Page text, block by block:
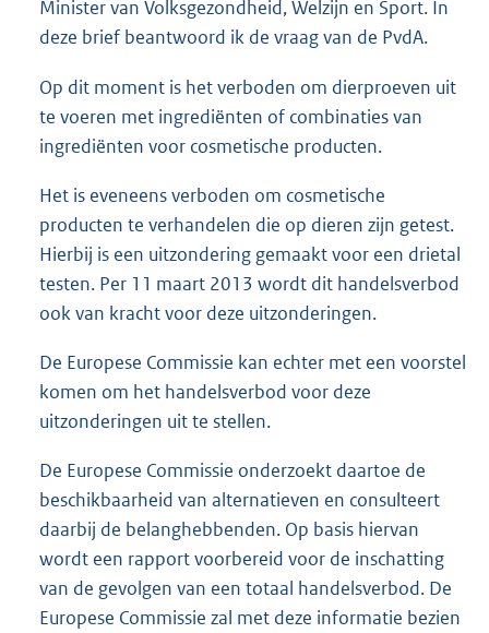
Minister van Volksgezondheid, Welzijn en Sport. In
deze brief beantwoord ik de vraag van de PvdA.
Op dit moment is het verboden om dierproeven uit
te voeren met ingrediënten of combinaties van
ingrediënten voor cosmetische producten.
Het is eveneens verboden om cosmetische
producten te verhandelen die op dieren zijn getest.
Hierbij is een uitzondering gemaakt voor een drietal
testen. Per 11 maart 2013 wordt dit handelsverbod
ook van kracht voor deze uitzonderingen.
De Europese Commissie kan echter met een voorstel
komen om het handelsverbod voor deze
uitzonderingen uit te stellen.
De Europese Commissie onderzoekt daartoe de
beschikbaarheid van alternatieven en consulteert
daarbij de belanghebbenden. Op basis hiervan
wordt een rapport voorbereid voor de inschatting
van de gevolgen van een totaal handelsverbod. De
Europese Commissie zal met deze informatie bezien